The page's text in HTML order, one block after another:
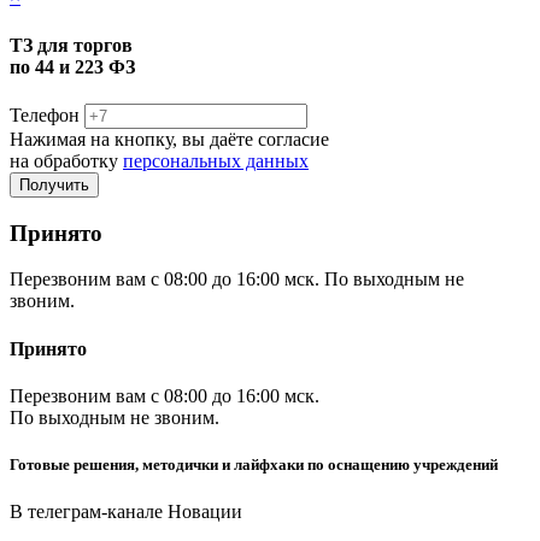
ТЗ для торгов
по 44 и 223 ФЗ
Телефон
Нажимая на кнопку, вы даёте согласие
на обработку персональных данных
Принято
Перезвоним вам с 08:00 до 16:00 мск. По выходным не
звоним.
Принято
Перезвоним вам с 08:00 до 16:00 мск.
По выходным не звоним.
Готовые решения, методички и лайфхаки по оснащению учреждений
В телеграм-канале Новации